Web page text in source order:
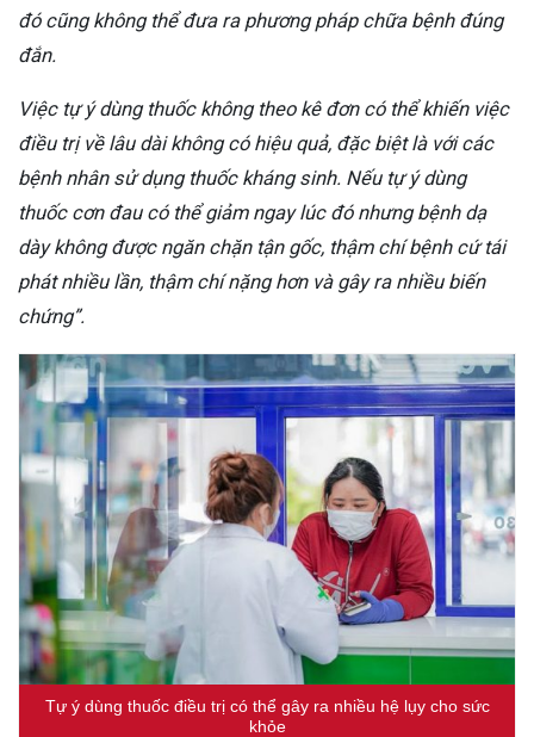
đó cũng không thể đưa ra phương pháp chữa bệnh đúng
đắn.
Việc tự ý dùng thuốc không theo kê đơn có thể khiến việc
điều trị về lâu dài không có hiệu quả, đặc biệt là với các
bệnh nhân sử dụng thuốc kháng sinh. Nếu tự ý dùng
thuốc cơn đau có thể giảm ngay lúc đó nhưng bệnh dạ
dày không được ngăn chặn tận gốc, thậm chí bệnh cứ tái
phát nhiều lần, thậm chí nặng hơn và gây ra nhiều biến
chứng”.
Tự ý dùng thuốc điều trị có thể gây ra nhiều hệ lụy cho sức
khỏe